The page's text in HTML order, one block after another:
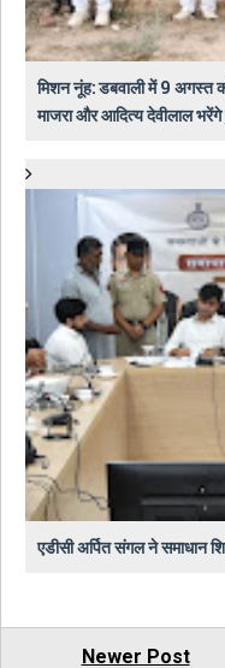
मिशन नूंह: डबवाली में 9 अगस्त
माजरा और आदित्य देवीलाल भरेंगे
एडीसी अर्पित संगल ने समाधान
Newer Post